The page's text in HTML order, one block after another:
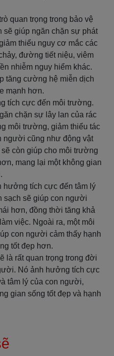
quan trọng trong bảo vệ
giúp ngăn chặn sự phát
thiểu nguy cơ mắc các
đường tiết niệu, viêm
nhiễm nguy hiểm khác.
tăng cường hệ miễn dịch
mạnh hơn.
tích cực đến môi trường.
chặn sự lây lan của rác
môi trường, giảm thiểu tác
người cũng như động vật
còn giúp cho môi trường
mang lại một không gian
hưởng tích cực đến tâm lý
sạch sẽ giúp con người
hơn, đồng thời tăng khả
việc. Ngoài ra, một môi
con người cảm thấy hạnh
tốt đẹp hơn.
là rất quan trọng trong đời
Nó ảnh hưởng tích cực
tâm lý của con người,
gian sống tốt đẹp và hạnh